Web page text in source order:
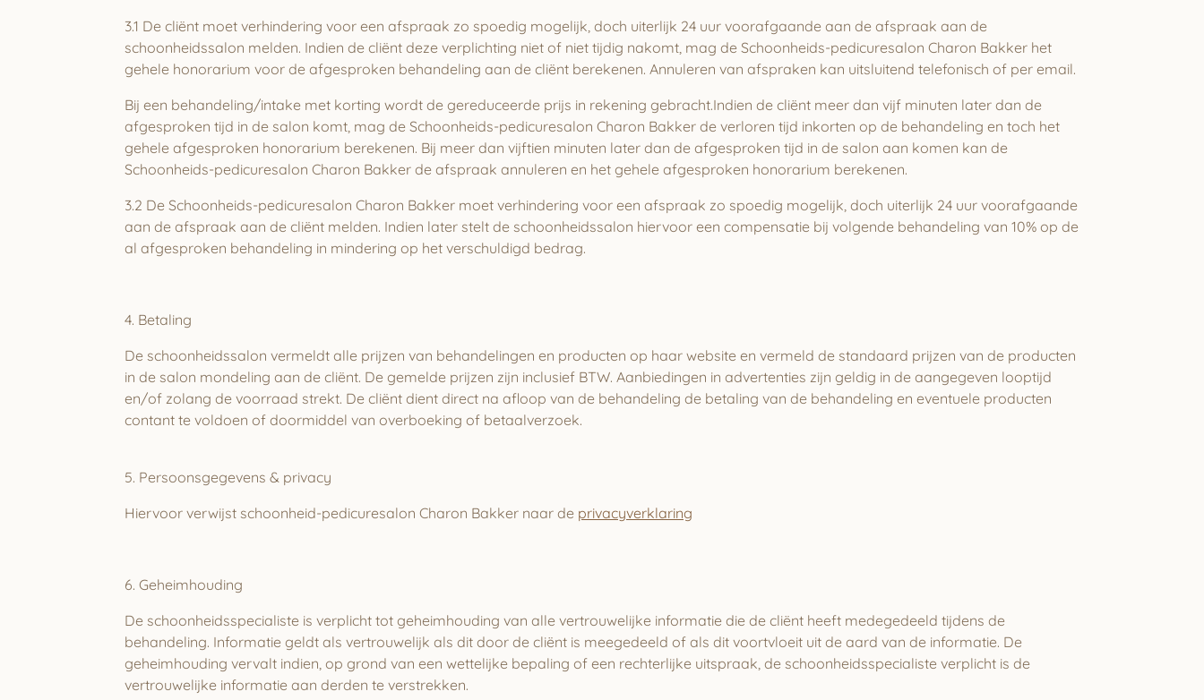
3.1 De cliënt moet verhindering voor een afspraak zo spoedig mogelijk, doch uiterlijk 24 uur voorafgaande aan de afspraak aan de
schoonheidssalon melden. Indien de cliënt deze verplichting niet of niet tijdig nakomt, mag de Schoonheids-pedicuresalon Charon Bakker het
gehele honorarium voor de afgesproken behandeling aan de cliënt berekenen. Annuleren van afspraken kan uitsluitend telefonisch of per email.
Bij een behandeling/intake met korting wordt de gereduceerde prijs in rekening gebracht.Indien de cliënt meer dan vijf minuten later dan de
afgesproken tijd in de salon komt, mag de Schoonheids-pedicuresalon Charon Bakker de verloren tijd inkorten op de behandeling en toch het
gehele afgesproken honorarium berekenen. Bij meer dan vijftien minuten later dan de afgesproken tijd in de salon aan komen kan de
Schoonheids-pedicuresalon Charon Bakker de afspraak annuleren en het gehele afgesproken honorarium berekenen.
3.2 De Schoonheids-pedicuresalon Charon Bakker moet verhindering voor een afspraak zo spoedig mogelijk, doch uiterlijk 24 uur voorafgaande
aan de afspraak aan de cliënt melden. Indien later stelt de schoonheidssalon hiervoor een compensatie bij volgende behandeling van 10% op de
al afgesproken behandeling in mindering op het verschuldigd bedrag.
4. Betaling
De schoonheidssalon vermeldt alle prijzen van behandelingen en producten op haar website en vermeld de standaard prijzen van de producten
in de salon mondeling aan de cliënt. De gemelde prijzen zijn inclusief BTW. Aanbiedingen in advertenties zijn geldig in de aangegeven looptijd
en/of zolang de voorraad strekt. De cliënt dient direct na afloop van de behandeling de betaling van de behandeling en eventuele producten
contant te voldoen of doormiddel van overboeking of betaalverzoek.
5. Persoonsgegevens & privacy
Hiervoor verwijst schoonheid-pedicuresalon Charon Bakker naar de privacyverklaring
6. Geheimhouding
De schoonheidsspecialiste is verplicht tot geheimhouding van alle vertrouwelijke informatie die de cliënt heeft medegedeeld tijdens de
behandeling. Informatie geldt als vertrouwelijk als dit door de cliënt is meegedeeld of als dit voortvloeit uit de aard van de informatie. De
geheimhouding vervalt indien, op grond van een wettelijke bepaling of een rechterlijke uitspraak, de schoonheidsspecialiste verplicht is de
vertrouwelijke informatie aan derden te verstrekken.